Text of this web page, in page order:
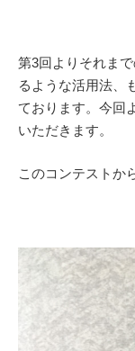
第3回よりそれま
るような活用法、
ております。今回
いただきます。
このコンテストか